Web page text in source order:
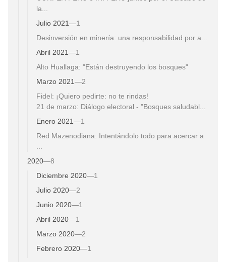
la...
Julio 2021—1
Desinversión en minería: una responsabilidad por a...
Abril 2021—1
Alto Huallaga: "Están destruyendo los bosques"
Marzo 2021—2
Fidel: ¡Quiero pedirte: no te rindas!
21 de marzo: Diálogo electoral - "Bosques saludabl...
Enero 2021—1
Red Mazenodiana: Intentándolo todo para acercar a
2020—8
Diciembre 2020—1
Julio 2020—2
Junio 2020—1
Abril 2020—1
Marzo 2020—2
Febrero 2020—1